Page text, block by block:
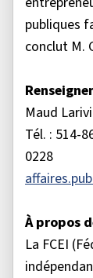
publiques
conclut M.
Maud
Tél. : 514-
0228
À propos
La FCEI